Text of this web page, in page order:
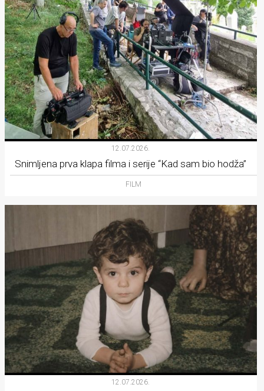
12.07.2026.
Snimljena prva klapa filma i serije “Kad sam bio hodža”
FILM
12.07.2026.